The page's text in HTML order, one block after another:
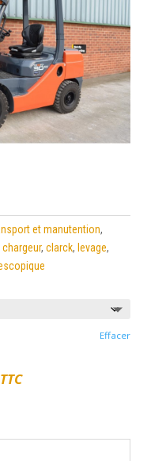
et manutention,
chargeur, clarck, levage,
Effacer
TTC